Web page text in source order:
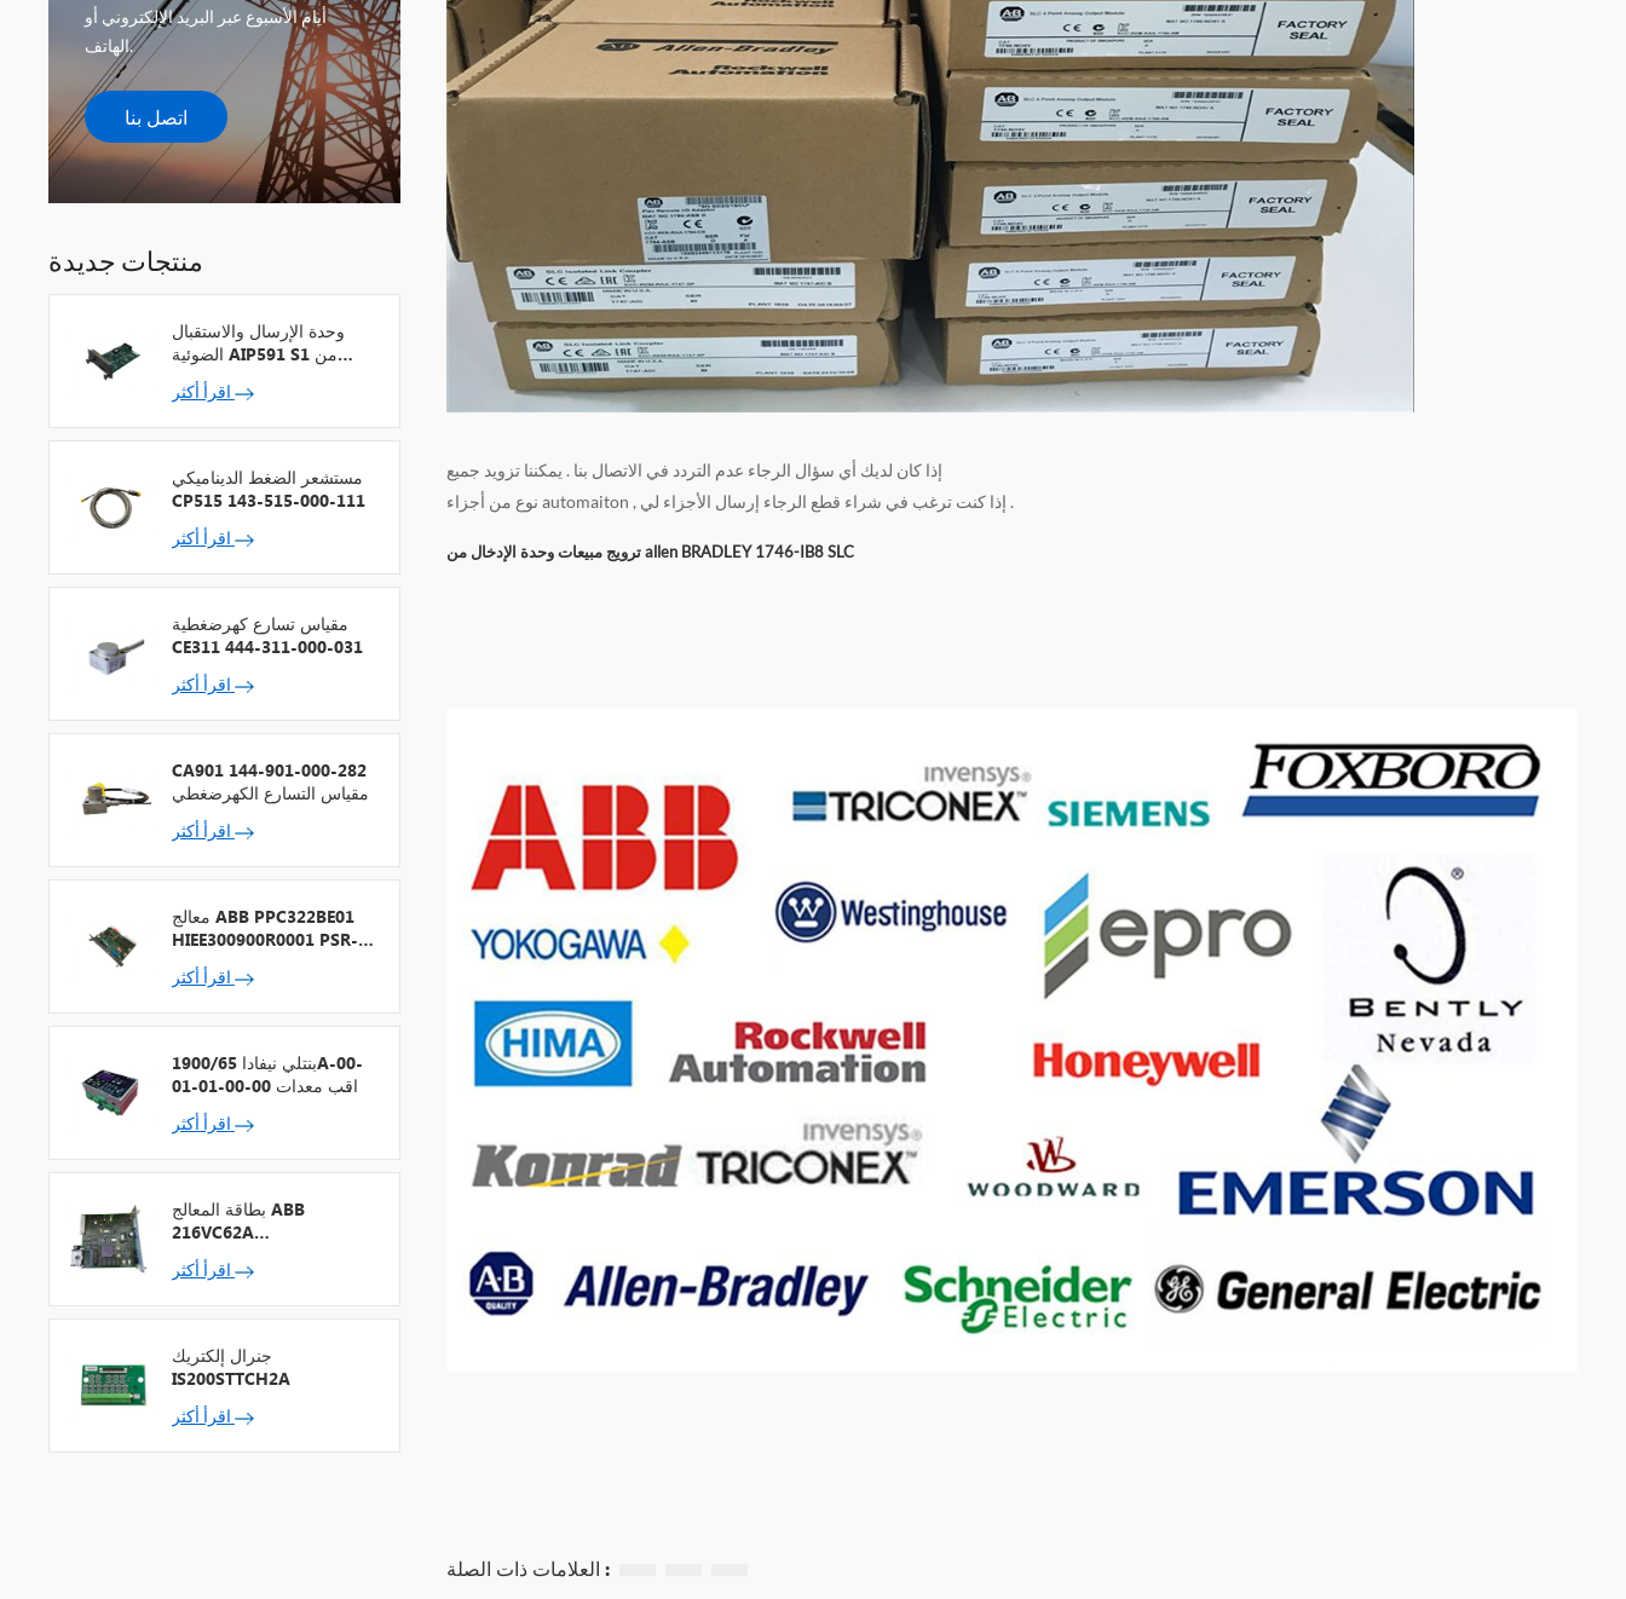
إذا كان لديك أي سؤال الرجاء عدم التردد في الاتصال بنا . يمكننا تزويد جميع
نوع من أجزاء automaiton , إذا كنت ترغب في شراء قطع الرجاء إرسال الأجزاء لي .
ترويج مبيعات وحدة الإدخال من allen BRADLEY 1746-IB8 SLC
العلامات ذات الصلة :
أيام الأسبوع عبر البريد الإلكتروني أو
الهاتف.
اتصل بنا
منتجات جديدة
وحدة الإرسال والاستقبال
الضوئية AIP591 S1 من
شركة يوكوجاوا لمكرر شبكة
V
مستشعر الضغط الديناميكي
CP515 143-515-000-111
مقياس تسارع كهرضغطية
CE311 444-311-000-031
CA901 144-901-000-282
مقياس التسارع الكهرضغطي
معالج ABB PPC322BE01
HIEE300900R0001 PSR-2
+ ناقل المجال
بنتلي نيفادا 1900/65A-00-
01-01-00-00 مراقب معدات
الأغراض العامة
بطاقة المعالج ABB
216VC62A
HESG324442R13
جنرال إلكتريك
IS200STTCH2A